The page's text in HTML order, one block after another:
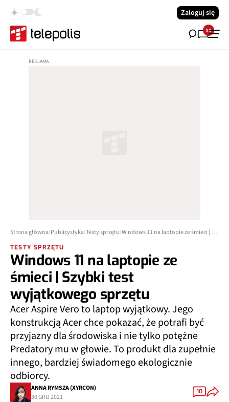
Zaloguj się
11
Strona główna Publicystyka Testy sprzętu Windows 11 na laptopie ze śmieci | Szybki test wyjątkowego sprzętu
TESTY SPRZĘTU
Windows 11 na laptopie ze
śmieci | Szybki test
wyjątkowego sprzętu
Acer Aspire Vero to laptop wyjątkowy. Jego
konstrukcją Acer chce pokazać, że potrafi być
przyjazny dla środowiska i nie tylko potężne
Predatory mu w głowie. To produkt dla zupełnie
innego, bardziej świadomego ekologicznie
odbiorcy.
ANNA RYMSZA (XYRCON)
30 GRU 2021
10